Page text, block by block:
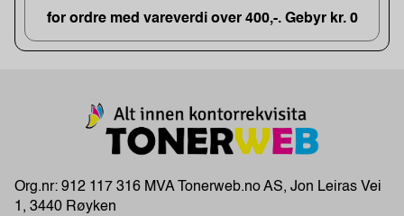
for ordre med vareverdi over 400,-. Gebyr kr. 0
Org.nr: 912 117 316 MVA Tonerweb.no AS, Jon Leiras Vei
1, 3440 Røyken